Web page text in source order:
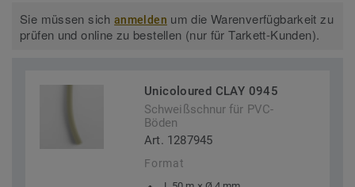
Sie müssen sichanmelden um die Warenverfügbarkeit zu
prüfen und online zu bestellen (nur für Tarkett-Kunden).
Unicoloured CLAY 0945
Schweißschnur für PVC-
Böden
Art. 1287945
Format